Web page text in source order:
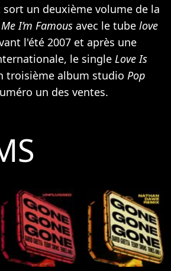
sort un deuxième volume de la
I’m Famous avec le tube love
l'été 2007 et après une
le single Love Is
troisième album studio Pop
un des ventes.